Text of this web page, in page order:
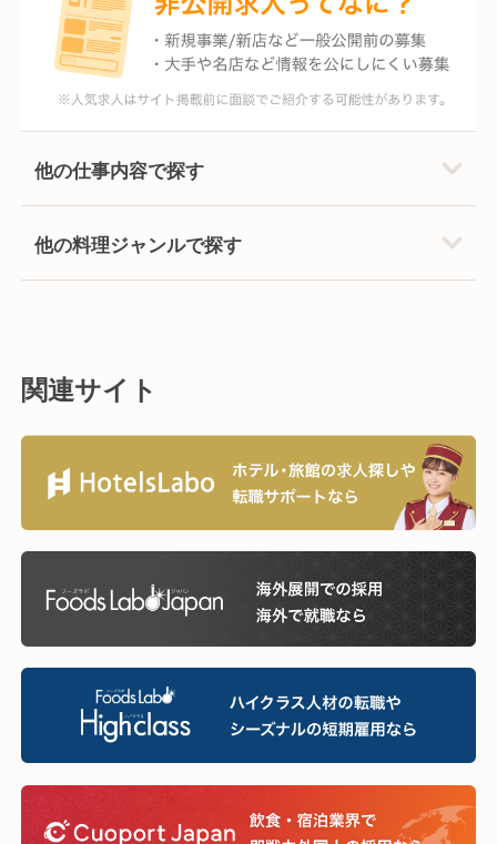
他の仕事内容で探す
他の料理ジャンルで探す
関連サイト